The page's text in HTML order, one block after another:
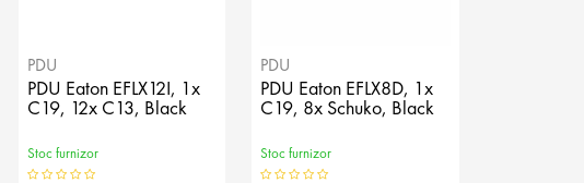
PDU
PDU Eaton EFLX12I, 1x
C19, 12x C13, Black
Stoc furnizor
PDU
PDU Eaton EFLX8D, 1x
C19, 8x Schuko, Black
Stoc furnizor